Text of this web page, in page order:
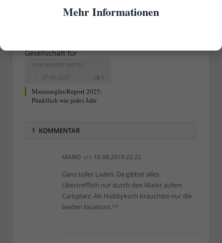
VON RAINER BARTEL
27.04.2025
0
Mauersegler-Report 2025:
Pünktlich wie jedes Jahr
1 KOMMENTAR
MARIO am 16.08.2019 22:22
Ganz toller Laden. Da gibbet alles.
Übertrefflich nur durch den Markt aufem
Carlsplatz. Als Hobbykoch brauchste nur die
beiden locations.^^
Mehr Informationen